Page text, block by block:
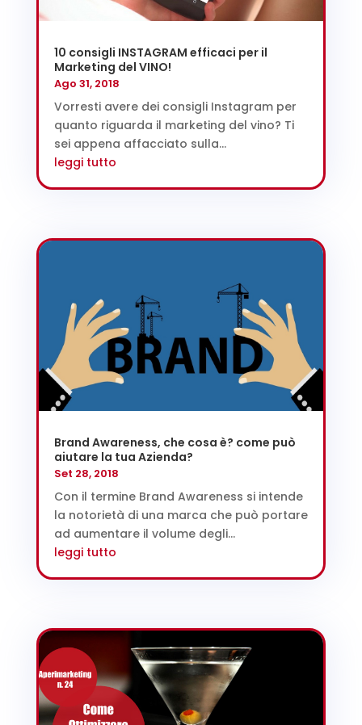
10 consigli INSTAGRAM efficaci per il
Marketing del VINO!
Ago 31, 2018
Vorresti avere dei consigli Instagram per
quanto riguarda il marketing del vino? Ti
sei appena affacciato sulla...
leggi tutto
Brand Awareness, che cosa è? come può
aiutare la tua Azienda?
Set 28, 2018
Con il termine Brand Awareness si intende
la notorietà di una marca che può portare
ad aumentare il volume degli...
leggi tutto